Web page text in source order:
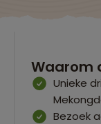
Waarom
Unieke
Bezoek